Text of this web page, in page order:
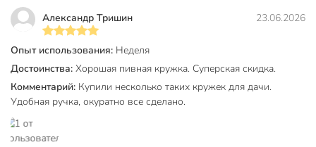
Можно мыть в посудомоечной
машине
Набор
Цвет
Особенности
Александр Тришин 23.06.2026
Опыт использования: Неделя
Достоинства: Хорошая пивная кружка. Суперская скидка.
Комментарий: Купили несколько таких кружек для дачи.
Удобная ручка, окуратно все сделано.